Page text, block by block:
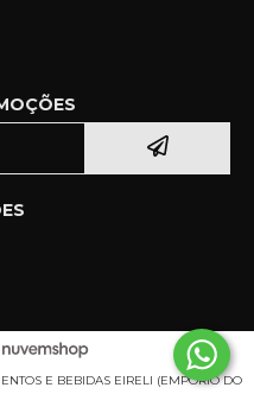
E BEBIDAS EIRELI (EMPORIO DO